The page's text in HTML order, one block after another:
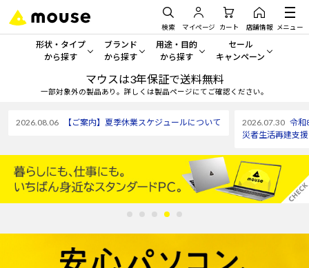
検索 マイページ カート 店舗情報 メニュー
形状・タイプ
から探す
形状・タイプから探す をすべてみる
タブレット
ワークステーション
ブランド
から探す
mouse
DAIV
iiyama
用途・目的
から探す
一般向けパソコン
ビジネス向けパソコン
学習向けパソコン
スペック/パーツ別
セール
キャンペーン
セール・キャンペー
人気モデルが期間限定・お
アウトレットパソコン
すべて新品の旧モデル製品
Windows 11
マウスは3年保証で送料無料
一部対象外の製品あり。詳しくは製品ページにてご確認ください。
2026.08.06 【ご案内】夏季休業スケジュールについて 2026.07.30 令和
災者生活再建支